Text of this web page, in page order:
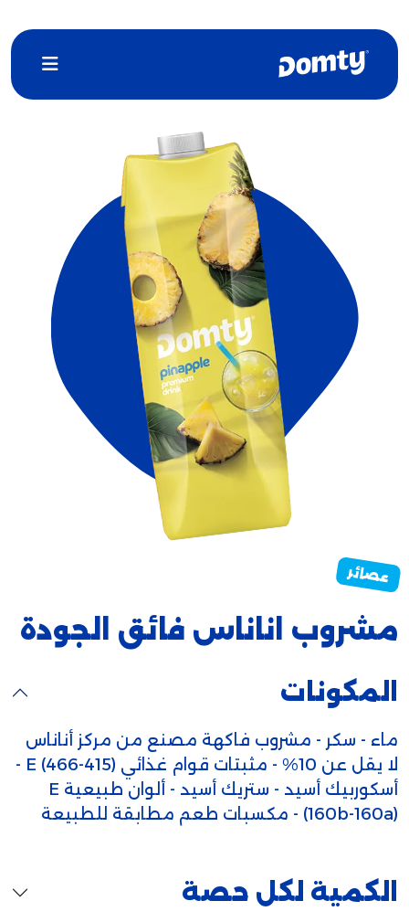
مشروب اناناس فائق الجودة
المكونات
ماء - سكر - مشروب فاكهة مصنع من مركز أناناس
لا يقل عن 10% - مثبتات قوام غذائي E (466-415) -
أسكوربيك أسيد - ستريك أسيد - ألوان طبيعية E
(160b-160a) - مكسبات طعم مطابقة للطبيعة
الكمية لكل حصة